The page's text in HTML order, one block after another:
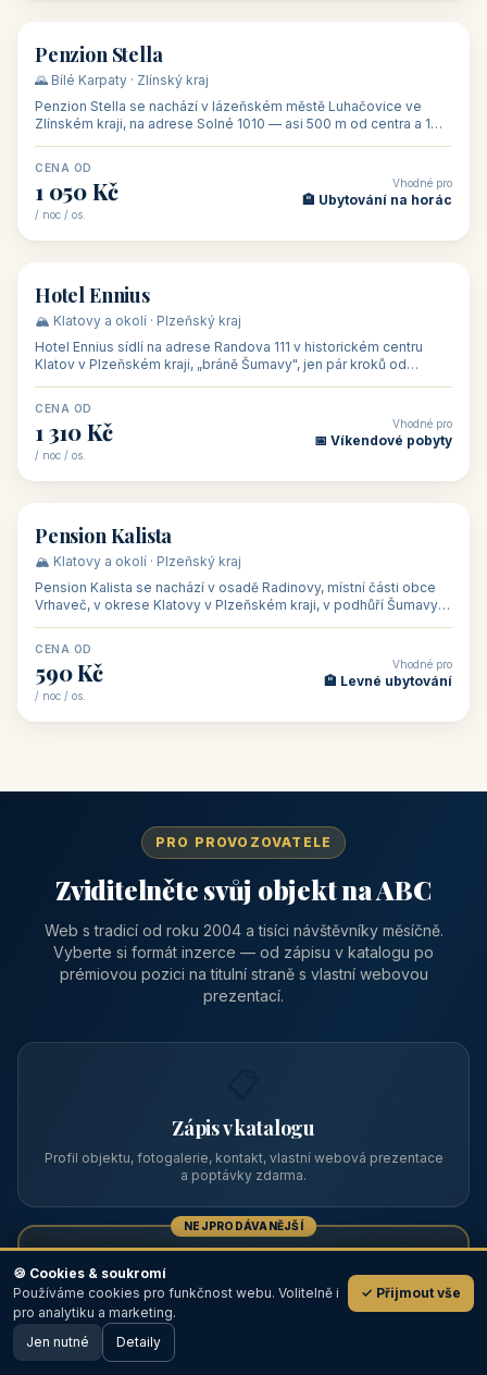
🏡 penzion
Penzion Stella
🌄 Bílé Karpaty · Zlínský kraj
Penzion Stella se nachází v lázeňském městě Luhačovice ve
Zlínském kraji, na adrese Solné 1010 — asi 500 m od centra a 1
CENA OD
1 050 Kč
/ noc / os.
Vhodné pro
🏨 Ubytování na horác
🏨 hotel
Hotel Ennius
🏔️ Klatovy a okolí · Plzeňský kraj
Hotel Ennius sídlí na adrese Randova 111 v historickém centru
Klatov v Plzeňském kraji, „bráně Šumavy", jen pár kroků od
CENA OD
1 310 Kč
/ noc / os.
Vhodné pro
📅 Víkendové pobyty
🏡 penzion
Pension Kalista
🏔️ Klatovy a okolí · Plzeňský kraj
Pension Kalista se nachází v osadě Radinovy, místní části obce
Vrhaveč, v okrese Klatovy v Plzeňském kraji, v podhůří Šumavy
CENA OD
590 Kč
/ noc / os.
Vhodné pro
🏨 Levné ubytování
PRO PROVOZOVATELE
Zviditelněte svůj objekt na ABC
Web s tradicí od roku 2004 a tisíci návštěvníky měsíčně.
Vyberte si formát inzerce — od zápisu v katalogu po
prémiovou pozici na titulní straně s vlastní webovou
prezentací.
Zápis v katalogu
Profil objektu, fotogalerie, kontakt, vlastní webová prezentace
a poptávky zdarma.
NEJPRODÁVANĚJŠÍ
Prémiový partner
TOP pozice na titulce, přednost ve výpisech, zlatý odznak a
💬
🖥️ Desktop verze
🍪 Cookies & soukromí
Používáme cookies pro funkčnost webu. Volitelně i
pro analytiku a marketing.
✓ Přijmout vše
Jen nutné Detaily